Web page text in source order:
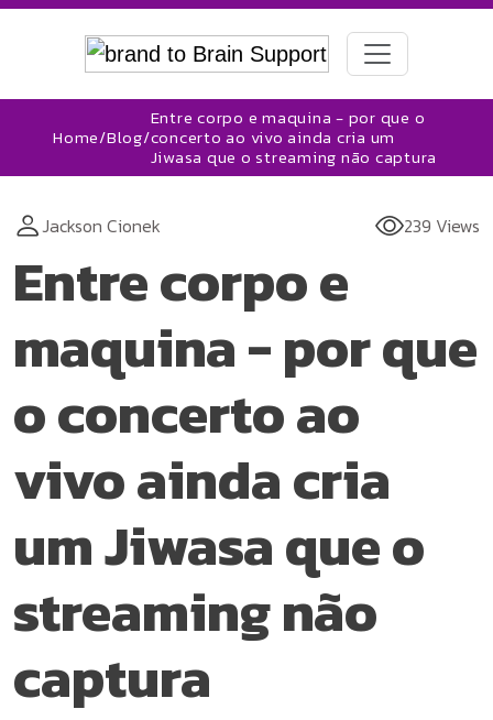
Home/Blog/
Entre corpo e maquina - por que o
concerto ao vivo ainda cria um
Jiwasa que o streaming não captura
Jackson Cionek 239 Views
Entre corpo e
maquina - por que
o concerto ao
vivo ainda cria
um Jiwasa que o
streaming não
captura